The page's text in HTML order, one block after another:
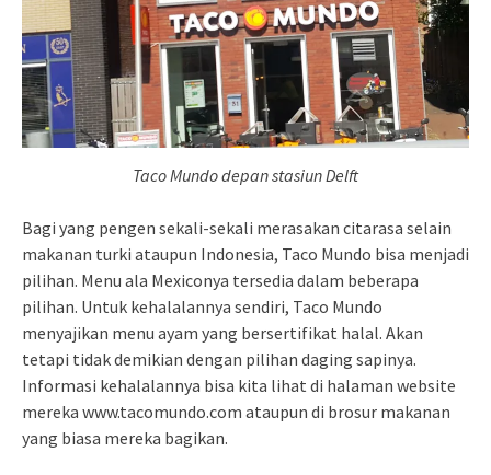
Taco Mundo depan stasiun Delft
Bagi yang pengen sekali-sekali merasakan citarasa selain
makanan turki ataupun Indonesia, Taco Mundo bisa menjadi
pilihan. Menu ala Mexiconya tersedia dalam beberapa
pilihan. Untuk kehalalannya sendiri, Taco Mundo
menyajikan menu ayam yang bersertifikat halal. Akan
tetapi tidak demikian dengan pilihan daging sapinya.
Informasi kehalalannya bisa kita lihat di halaman website
mereka www.tacomundo.com ataupun di brosur makanan
yang biasa mereka bagikan.